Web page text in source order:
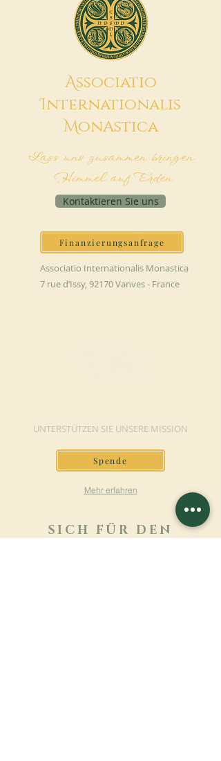
Associatio
Internationalis
MonAstica
Lass uns zusammen bringen
Himmel auf Erden
Kontaktieren Sie uns
Finanzierungsanfrage
Associatio Internationalis Monastica
7 rue d’Issy, 92170 Vanves - France
UNTERSTÜTZEN SIE UNSERE MISSION
Spende
Mehr erfahren
SICH FÜR DEN